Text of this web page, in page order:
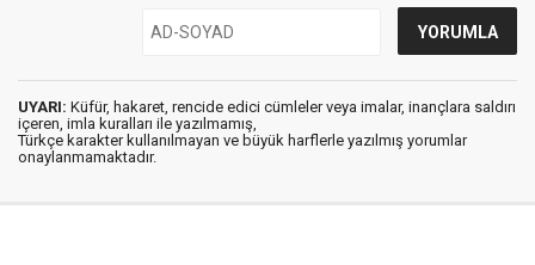
UYARI: Küfür, hakaret, rencide edici cümleler veya imalar, inançlara saldırı
içeren, imla kuralları ile yazılmamış,
Türkçe karakter kullanılmayan ve büyük harflerle yazılmış yorumlar
onaylanmamaktadır.